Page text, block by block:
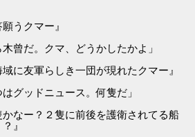
うクマー』
曾だ。クマ、どうかしたかよ」
に友軍らしき一団が現れたクマー』
グッドニュース。何隻だ」
なー？２隻に前後を護衛されてる船
』